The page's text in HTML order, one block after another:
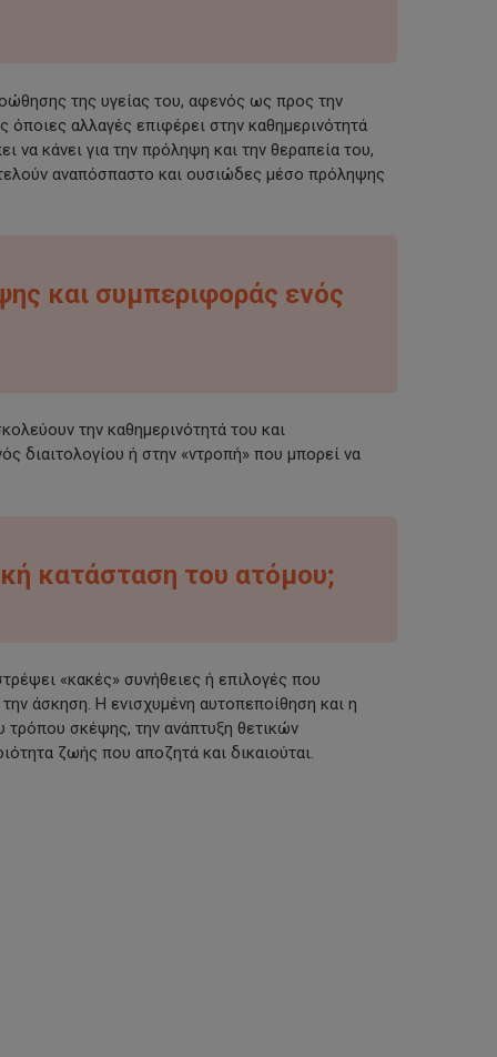
της υγείας του, αφενός ως προς την
αλλαγές επιφέρει στην καθημερινότητά
να κάνει για την πρόληψη και την θεραπεία του,
αναπόσπαστο και ουσιώδες μέσο πρόληψης
και συμπεριφοράς ενός
την καθημερινότητά του και
διαιτολογίου ή στην «ντροπή» που μπορεί να
κατάσταση του ατόμου;
«κακές» συνήθειες ή επιλογές που
άσκηση. Η ενισχυμένη αυτοπεποίθηση και η
σκέψης, την ανάπτυξη θετικών
ζωής που αποζητά και δικαιούται.